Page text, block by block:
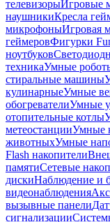
телевизорыИгровые
наушникиКресла
микрофоныИгровая
геймеровФигурки
ноутбуков
техникаУмные
стиральные машины
кулинарныеУмные
обогревателиУмные
отопительные котлы
метеостанцииУмные
животныхУмные
Flash накопители
памятиСетевые
дискиНаблюдение и
видеонаблюдения
вызывные панели
сигнализации